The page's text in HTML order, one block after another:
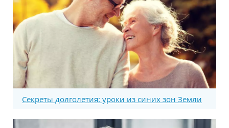
Секреты долголетия: уроки из синих зон Земли